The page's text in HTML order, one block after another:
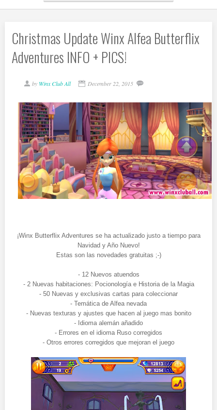
Christmas Update Winx Alfea Butterflix
Adventures INFO + PICS!
by Winx Club All December 22, 2015
¡Winx Butterflix Adventures se ha actualizado justo a tiempo para
Navidad y Año Nuevo!
Estas son las novedades gratuitas ;-)
- 12 Nuevos atuendos
- 2 Nuevas habitaciones: Pocionología e Historia de la Magia
- 50 Nuevas y exclusivas cartas para coleccionar
- Temática de Alfea nevada
- Nuevas texturas y ajustes que hacen al juego mas bonito
- Idioma alemán añadido
- Errores en el idioma Ruso corregidos
- Otros errores corregidos que mejoran el juego